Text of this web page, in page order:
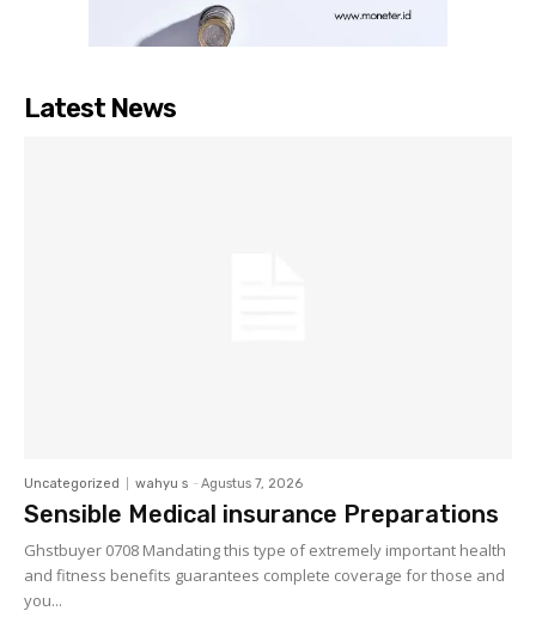
Latest News
Uncategorized wahyu s - Agustus 7, 2026
Sensible Medical insurance Preparations
Ghstbuyer 0708 Mandating this type of extremely important health
and fitness benefits guarantees complete coverage for those and
you...